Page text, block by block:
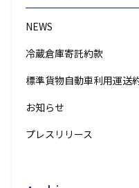
NEWS
冷蔵倉庫寄託約款
標準貨物自動車利用運送
お知らせ
プレスリリース